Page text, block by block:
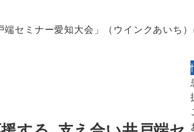
セミナー愛知大会」（ウインクあいち）